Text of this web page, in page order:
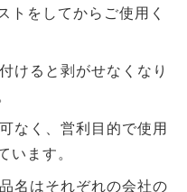
トをしてからご使用く
けると剥がせなくなり
なく、営利目的で使用
います。
名はそれぞれの会社の